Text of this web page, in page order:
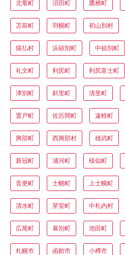
北竜町 沼田町 鷹栖町
苫前町 羽幌町 初山別村
猿払村 浜頓別町 中頓別町
礼文町 利尻町 利尻富士町
津別町 斜里町 清里町
置戸町 佐呂間町 遠軽町
興部町 西興部村 雄武町
新冠町 浦河町 様似町
音更町 士幌町 上士幌町
清水町 芽室町 中札内村
広尾町 幕別町 池田町
札幌市 函館市 小樽市